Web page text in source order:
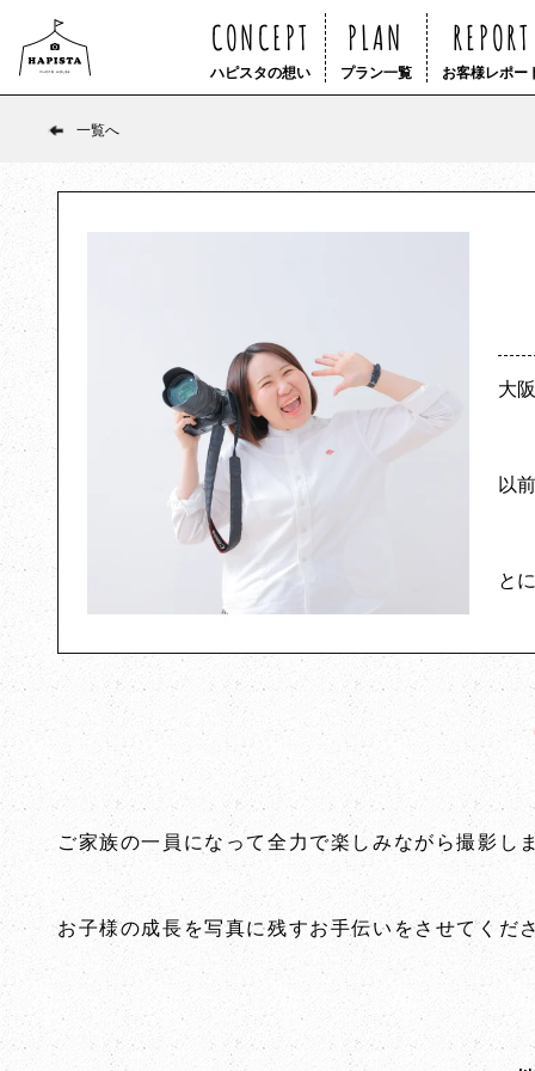
CONCEPT
ハピスタの想い
PLAN
プラン一覧
REPORT
お客様レポー
一覧へ
大
以
と
ご家族の一員になって全力で楽しみながら撮影し
お子様の成長を写真に残すお手伝いをさせてくだ